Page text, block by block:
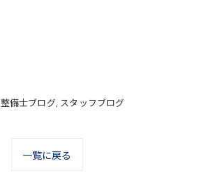
整備士ブログ スタッフブログ
一覧に戻る